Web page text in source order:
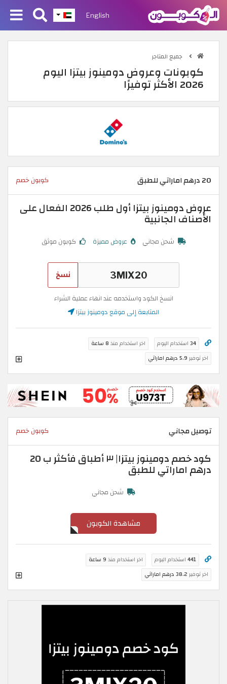
English
جميع المتاجر
كوبونات وعروض دومينوز بيتزا اليوم
2026 الأكثر توفيرًا
20 درهم اماراتي للطبق كوبون خصم
عروض دومينوز بيتزا أول طلب 2026 الفعال على
الأصناف الجانبية
شحن مجاني عروض مميزة كوبون موثق
نسخ
انسخ الكود واستخدمه عند انهاء عملية الشراء
المتابعة إلى موقع دومينوز بيتزا
34 استخدام اليوم اخر استخدام منذ 8 ساعة
اخر توفير 5.9 درهم اماراتي
توصيل مجاني كوبون خصم
كود خصم دومينوز بيتزا| ٣ أطباق فأكثر ب 20
درهم اماراتي للطبق
شحن مجاني
مشاهدة الكوبون
441 استخدام اليوم اخر استخدام منذ 9 ساعة
اخر توفير 38.2 درهم اماراتي